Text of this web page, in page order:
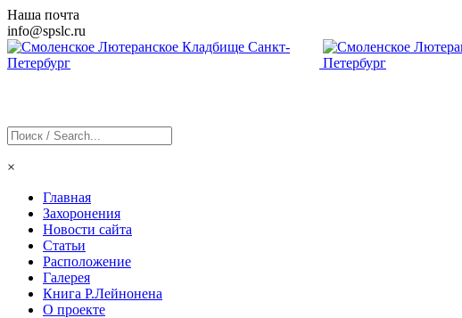
Наша почта
info@spslc.ru
×
Главная
Захоронения
Новости сайта
Статьи
Расположение
Галерея
Книга Р.Лейнонена
О проекте